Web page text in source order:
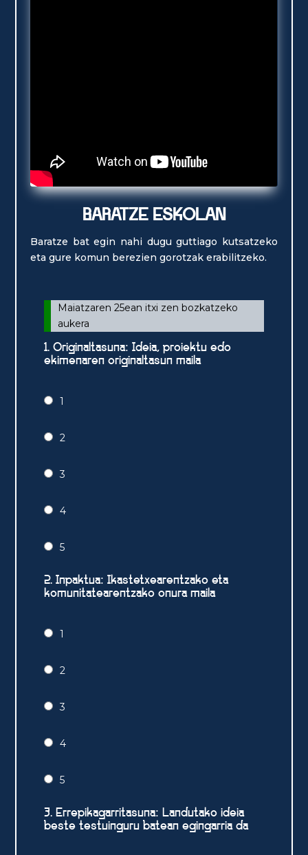
BARATZE ESKOLAN
Baratze bat egin nahi dugu guttiago kutsatzeko
eta gure komun berezien gorotzak erabilitzeko.
Maiatzaren 25ean itxi zen bozkatzeko
aukera
1. Originaltasuna: Ideia, proiektu edo
ekimenaren originaltasun maila
1
2
3
4
5
2. Inpaktua: Ikastetxearentzako eta
komunitatearentzako onura maila
1
2
3
4
5
3. Errepikagarritasuna: Landutako ideia
beste testuinguru batean egingarria da